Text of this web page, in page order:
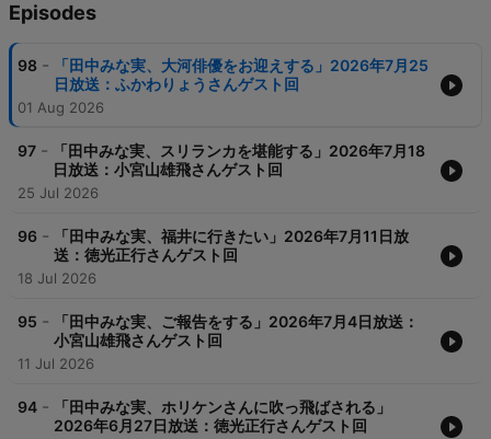
Episodes
98 -
「田中みな実、大河俳優をお迎えする」2026年7月25
日放送：ふかわりょうさんゲスト回
01 Aug 2026
97 -
「田中みな実、スリランカを堪能する」2026年7月18
日放送：小宮山雄飛さんゲスト回
25 Jul 2026
96 -
「田中みな実、福井に行きたい」2026年7月11日放
送：徳光正行さんゲスト回
18 Jul 2026
95 -
「田中みな実、ご報告をする」2026年7月4日放送：
小宮山雄飛さんゲスト回
11 Jul 2026
94 -
「田中みな実、ホリケンさんに吹っ飛ばされる」
2026年6月27日放送：徳光正行さんゲスト回